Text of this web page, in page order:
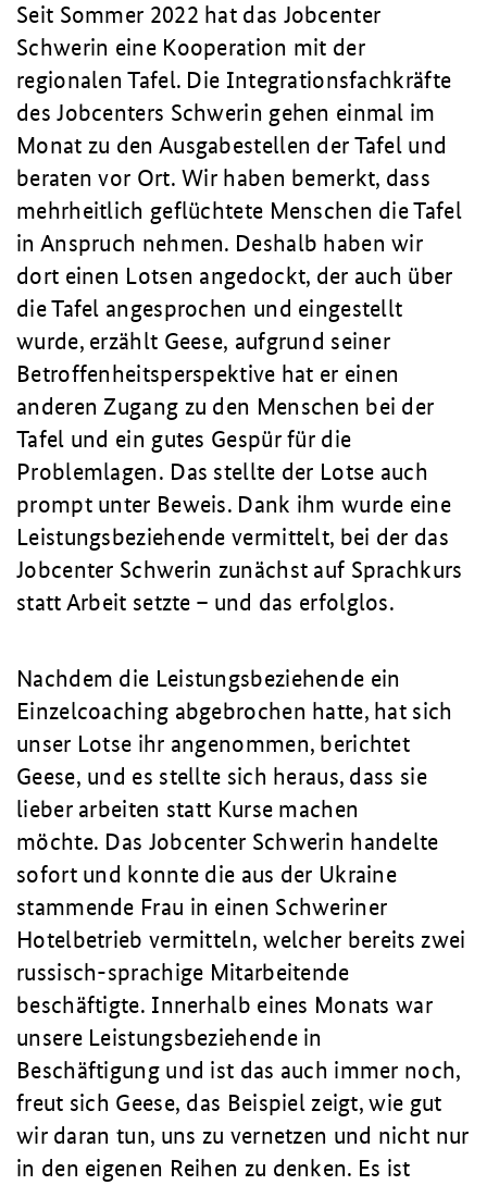
Seit Sommer 2022 hat das Jobcenter
Schwerin eine Kooperation mit der
regionalen Tafel. Die Integrationsfachkräfte
des Jobcenters Schwerin gehen einmal im
Monat zu den Ausgabestellen der Tafel und
beraten vor Ort. Wir haben bemerkt, dass
mehrheitlich geflüchtete Menschen die Tafel
in Anspruch nehmen. Deshalb haben wir
dort einen Lotsen angedockt, der auch über
die Tafel angesprochen und eingestellt
wurde, erzählt Geese, aufgrund seiner
Betroffenheitsperspektive hat er einen
anderen Zugang zu den Menschen bei der
Tafel und ein gutes Gespür für die
Problemlagen. Das stellte der Lotse auch
prompt unter Beweis. Dank ihm wurde eine
Leistungsbeziehende vermittelt, bei der das
Jobcenter Schwerin zunächst auf Sprachkurs
statt Arbeit setzte – und das erfolglos.
Nachdem die Leistungsbeziehende ein
Einzelcoaching abgebrochen hatte, hat sich
unser Lotse ihr angenommen, berichtet
Geese, und es stellte sich heraus, dass sie
lieber arbeiten statt Kurse machen
möchte. Das Jobcenter Schwerin handelte
sofort und konnte die aus der Ukraine
stammende Frau in einen Schweriner
Hotelbetrieb vermitteln, welcher bereits zwei
russisch-sprachige Mitarbeitende
beschäftigte. Innerhalb eines Monats war
unsere Leistungsbeziehende in
Beschäftigung und ist das auch immer noch,
freut sich Geese, das Beispiel zeigt, wie gut
wir daran tun, uns zu vernetzen und nicht nur
in den eigenen Reihen zu denken. Es ist